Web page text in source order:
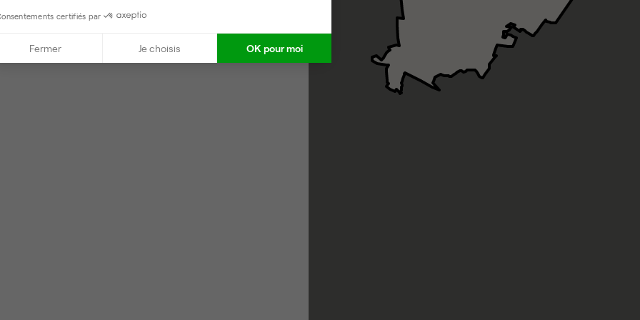
1 à 2
certifiés par
Fermer Je choisis OK pour moi